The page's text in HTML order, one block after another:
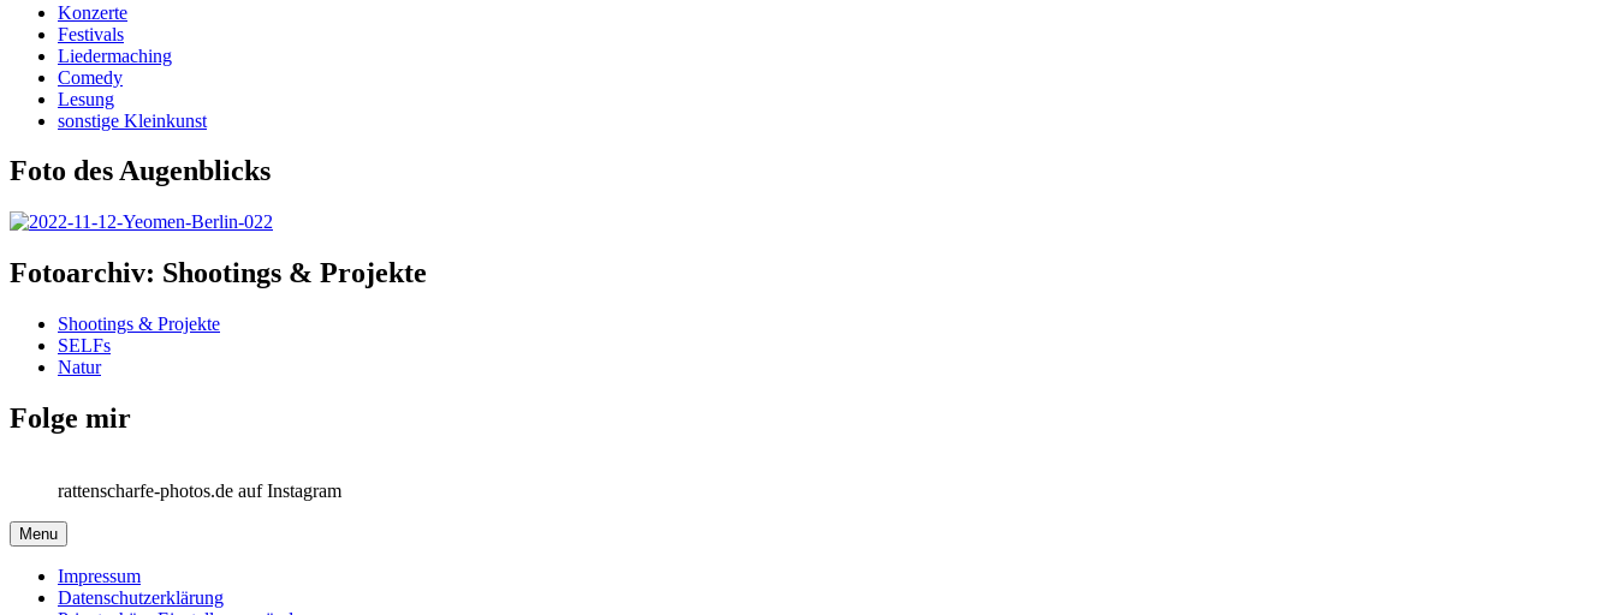
Konzerte
Festivals
Liedermaching
Comedy
Lesung
sonstige Kleinkunst
Foto des Augenblicks
Fotoarchiv: Shootings & Projekte
Shootings & Projekte
SELFs
Natur
Folge mir
rattenscharfe-photos.de auf Instagram
Menu
Impressum
Datenschutzerklärung